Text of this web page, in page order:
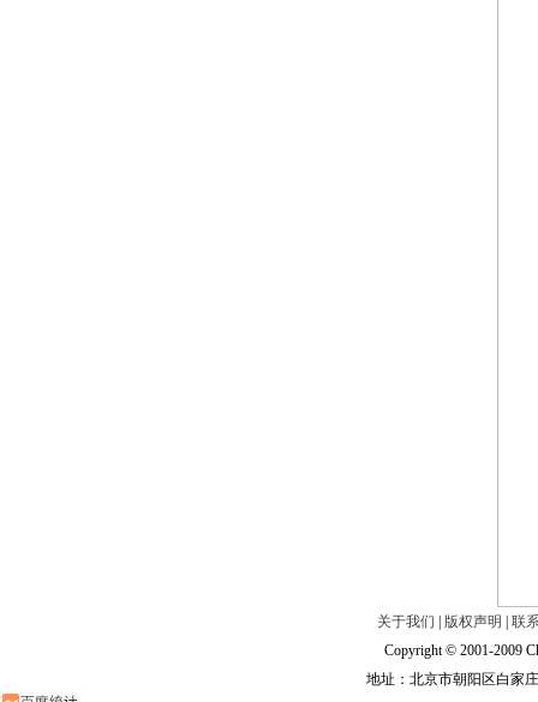
关于我们 版权声明
联
Copyright © 2001-2009
地址：北京市朝阳区白家